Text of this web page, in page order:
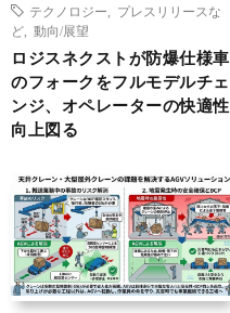
テクノロジー
プレスリリースな
ど
動向/展望
ロジスネクストが防爆仕様車
のフォークをフルモデルチェ
ンジ、オペレーターの快適性
向上図る